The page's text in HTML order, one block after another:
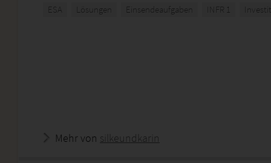
ESA Lösungen Einsendeaufgaben INFR 1
Mehr von silkeundkarin